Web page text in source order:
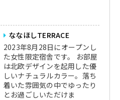
ななほしTERRACE
2023年8月28日にオープンし
た女性限定宿舎です。 お部屋
は北欧デザインを起用した優
しいナチュラルカラー。落ち
着いた雰囲気の中でゆったり
とお過ごしいただけま